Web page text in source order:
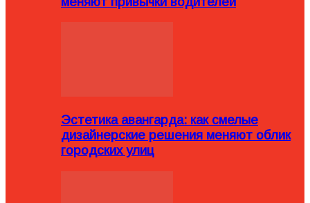
Эстетика авангарда: как смелые
дизайнерские решения меняют облик
городских улиц